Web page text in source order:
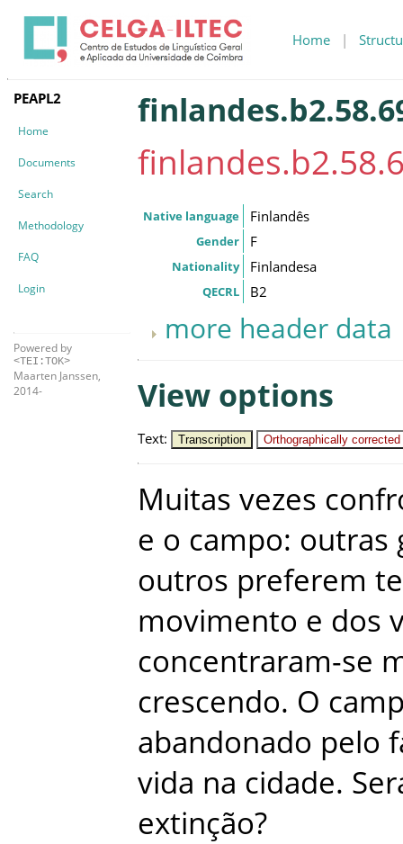
Home |
PEAPL2
Home
Documents
Search
Methodology
FAQ
Login
Powered by
<TEI:TOK>
Maarten Janssen,
2014-
Native language Finlandês
Gender F
Nationality Finlandesa
QECRL B2
more header data
View options
Text: Transcription Orthographically
Muitas vezes
e o campo: outras
outros preferem
movimento e dos
concentraram-se
crescendo. O
abandonado pelo
vida na cidade.
extinção?